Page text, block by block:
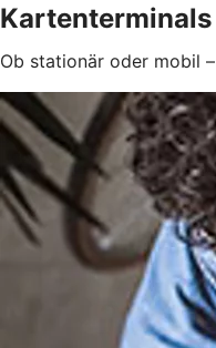
Kartenterminals
Ob stationär oder mobil